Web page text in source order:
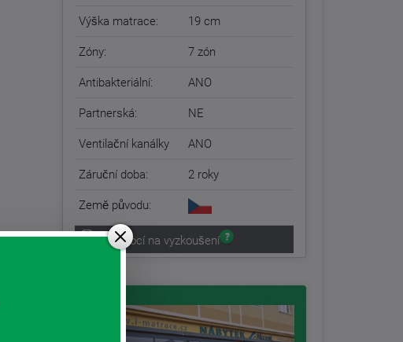
Výška matrace: 19 cm
Zóny: 7 zón
Antibakteriální: ANO
Partnerská: NE
Ventilační kanálky ANO
Záruční doba: 2 roky
Země původu:
30 nocí na vyzkoušení